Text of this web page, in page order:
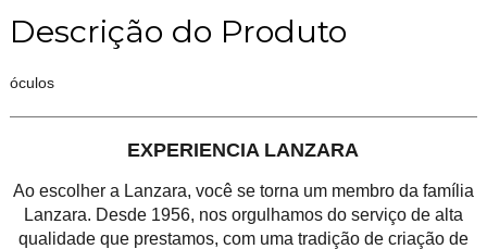
Descrição do Produto
óculos
EXPERIENCIA LANZARA
Ao escolher a Lanzara, você se torna um membro da família
Lanzara. Desde 1956, nos orgulhamos do serviço de alta
qualidade que prestamos, com uma tradição de criação de